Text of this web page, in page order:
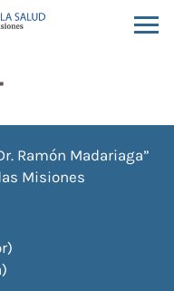
Ramón Madariaga”
Misiones